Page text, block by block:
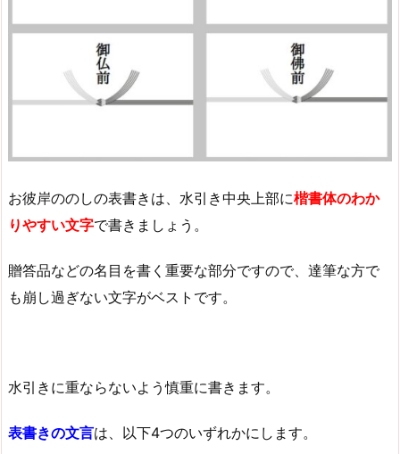
お彼岸ののしの表書きは、水引き中央上部に楷書体のわか
りやすい文字で書きましょう。
贈答品などの名目を書く重要な部分ですので、達筆な方で
も崩し過ぎない文字がベストです。
水引きに重ならないよう慎重に書きます。
表書きの文言は、以下4つのいずれかにします。